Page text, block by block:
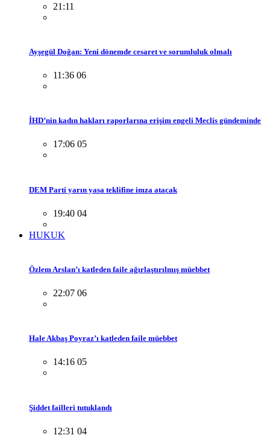
21:11
Ayşegül Doğan: Yeni dönemde cesaret ve sorumluluk olmalı
11:36 06
İHD’nin kadın hakları raporlarına erişim engeli Meclis gündeminde
17:06 05
DEM Parti yarın yasa teklifine imza atacak
19:40 04
HUKUK
Özlem Arslan’ı katleden faile ağırlaştırılmış müebbet
22:07 06
Hale Akbaş Poyraz’ı katleden faile müebbet
14:16 05
Şiddet failleri tutuklandı
12:31 04